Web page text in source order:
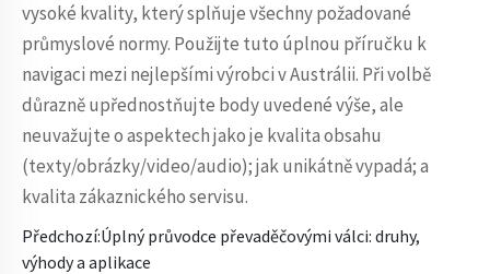
vysoké kvality, který splňuje všechny požadované
průmyslové normy. Použijte tuto úplnou příručku k
navigaci mezi nejlepšími výrobci v Austrálii. Při volbě
důrazně upřednostňujte body uvedené výše, ale
neuvažujte o aspektech jako je kvalita obsahu
(texty/obrázky/video/audio); jak unikátně vypadá; a
kvalita zákaznického servisu.
Předchozí:Úplný průvodce převaděčovými válci: druhy,
výhody a aplikace